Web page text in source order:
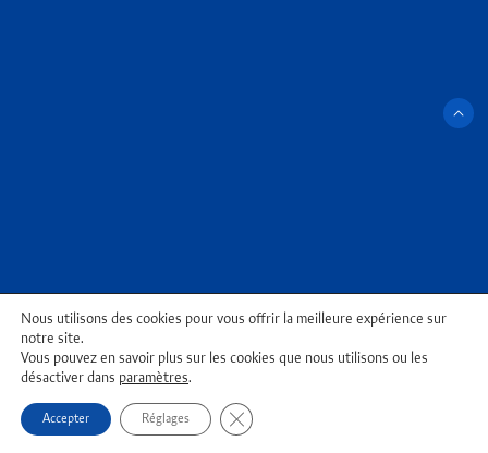
Nous utilisons des cookies pour vous offrir la meilleure expérience sur
notre site.
Vous pouvez en savoir plus sur les cookies que nous utilisons ou les
désactiver dans paramètres.
Accepter Réglages Fermer la bannière des cookies GDPR